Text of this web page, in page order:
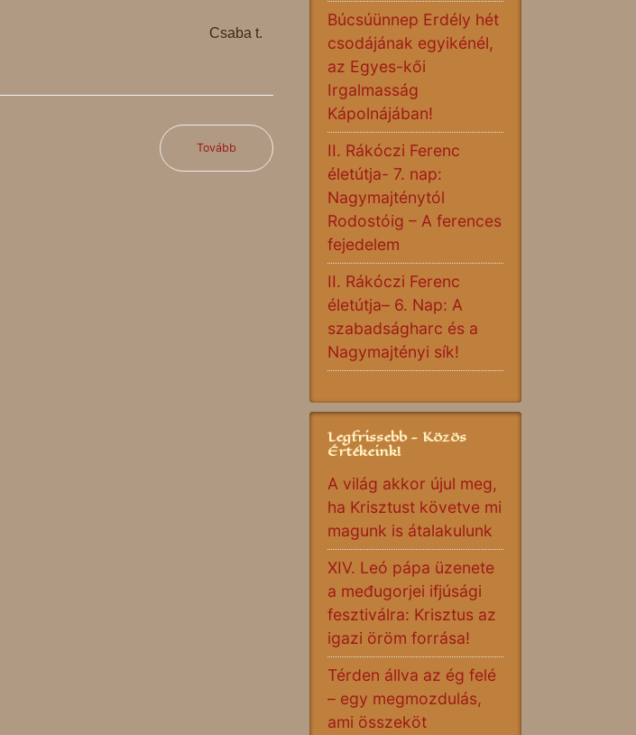
Csaba t.
Tovább
Búcsúünnep Erdély hét
csodájának egyikénél,
az Egyes-kői
Irgalmasság
Kápolnájában!
II. Rákóczi Ferenc
életútja- 7. nap:
Nagymajténytól
Rodostóig – A ferences
fejedelem
II. Rákóczi Ferenc
életútja– 6. Nap: A
szabadságharc és a
Nagymajtényi sík!
Legfrissebb - Közös
Értékeink!
A világ akkor újul meg,
ha Krisztust követve mi
magunk is átalakulunk
XIV. Leó pápa üzenete
a međugorjei ifjúsági
fesztiválra: Krisztus az
igazi öröm forrása!
Térden állva az ég felé
– egy megmozdulás,
ami összeköt